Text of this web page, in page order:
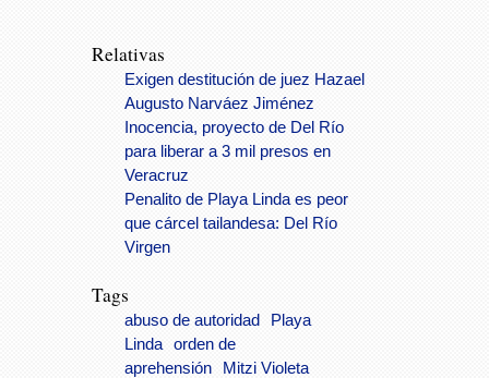
Relativas
Exigen destitución de juez Hazael
Augusto Narváez Jiménez
Inocencia, proyecto de Del Río
para liberar a 3 mil presos en
Veracruz
Penalito de Playa Linda es peor
que cárcel tailandesa: Del Río
Virgen
Tags
abuso de autoridad
Playa
Linda
orden de
aprehensión
Mitzi Violeta